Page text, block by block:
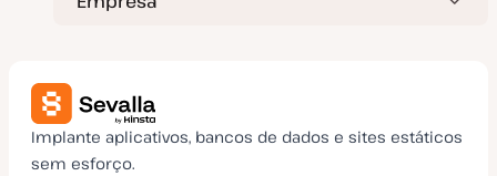
Implante aplicativos, bancos de dados e sites estáticos
sem esforço.